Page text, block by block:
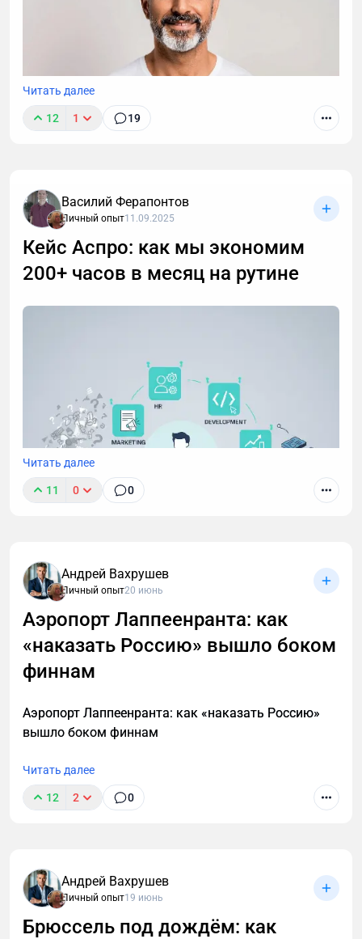
После 40 лет привычные методы тренировок для
пошаговая стратегия для мужчин: как преодолеть
Читать далее
12 1 19
Василий Ферапонтов
Личный опыт11.09.2025
Кейс Аспро: как мы экономим
200+ часов в месяц на рутине
Читать далее
11 0 0
Андрей Вахрушев
Личный опыт20 июнь
Аэропорт Лаппеенранта: как
«наказать Россию» вышло боком
финнам
Аэропорт Лаппеенранта: как «наказать Россию»
вышло боком финнам
Читать далее
12 2 0
Андрей Вахрушев
Личный опыт19 июнь
Брюссель под дождём: как